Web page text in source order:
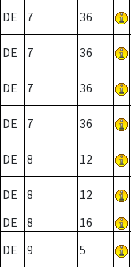
DE 7 36
DE 7 36
DE 7 36
DE 7 36
DE 8 12
DE 8 12
DE
8 16
DE
9 5